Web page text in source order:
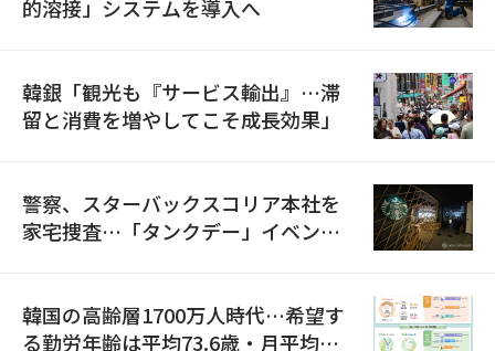
的溶接」システムを導入へ
韓銀「観光も『サービス輸出』…滞
留と消費を増やしてこそ成長効果」
警察、スターバックスコリア本社を
家宅捜査…「タンクデー」イベント
韓国の高齢層1700万人時代…希望す
る勤労年齢は平均73.6歳・月平均賃